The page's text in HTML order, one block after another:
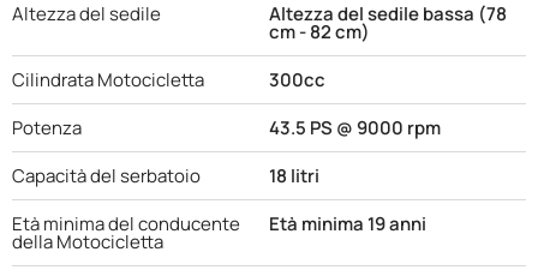
Altezza del sedile
Altezza del sedile bassa (78
cm - 82 cm)
Cilindrata Motocicletta
300cc
Potenza
43.5 PS @ 9000 rpm
Capacità del serbatoio
18 litri
Età minima del conducente
della Motocicletta
Età minima 19 anni